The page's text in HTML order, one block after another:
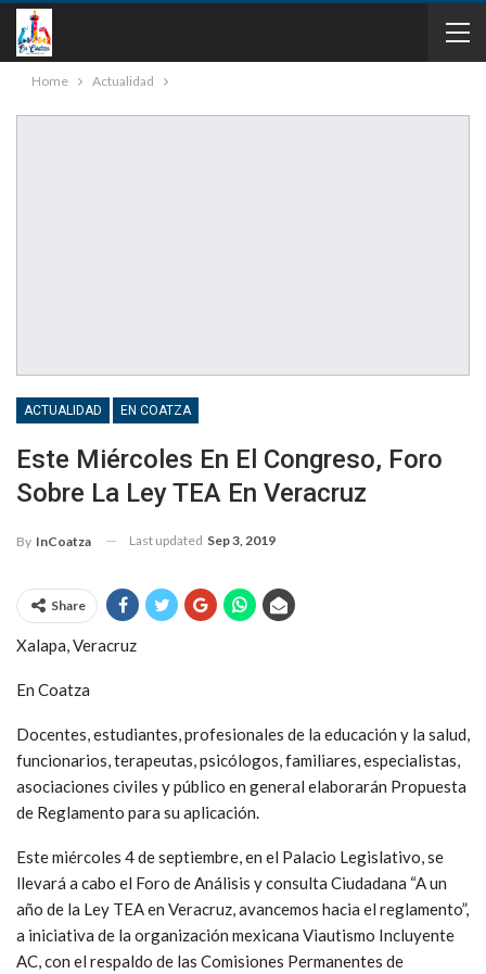
Home Actualidad
ACTUALIDAD EN COATZA
Este Miércoles En El Congreso, Foro
Sobre La Ley TEA En Veracruz
By InCoatza Last updated Sep 3, 2019
Share
Xalapa, Veracruz
En Coatza
Docentes, estudiantes, profesionales de la educación y la salud,
funcionarios, terapeutas, psicólogos, familiares, especialistas,
asociaciones civiles y público en general elaborarán Propuesta
de Reglamento para su aplicación.
Este miércoles 4 de septiembre, en el Palacio Legislativo, se
llevará a cabo el Foro de Análisis y consulta Ciudadana “A un
año de la Ley TEA en Veracruz, avancemos hacia el reglamento”,
a iniciativa de la organización mexicana Viautismo Incluyente
AC, con el respaldo de las Comisiones Permanentes de